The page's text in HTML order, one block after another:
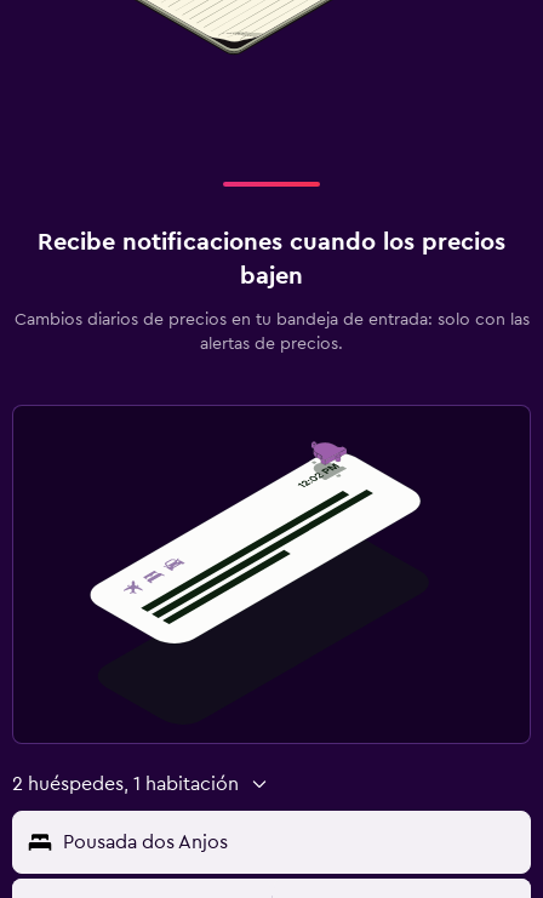
Instalaciones para reuniones
Check-out exprés
Check-in/check-out privado
Toallas para piscina
Enchufe cerca de la cama
Sofá cama
Perchero
Recibe notificaciones cuando los precios
bajen
Cambios diarios de precios en tu bandeja de entrada: solo con las
alertas de precios.
2 huéspedes, 1 habitación
Pousada dos Anjos